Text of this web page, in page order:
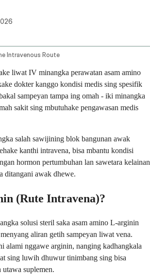
Intravenous Route
liwat IV minangka perawatan asam amino
dokter kanggo kondisi medis sing spesifik
sampeyan tampa ing omah - iki minangka
sakit sing mbutuhake pengawasan medis
salah sawijining blok bangunan awak
kanthi intravena, bisa mbantu kondisi
hormon pertumbuhan lan sawetara kelainan
ditangani awak dhewe.
(Rute Intravena)?
solusi steril saka asam amino L-arginin
aliran getih sampeyan liwat vena.
alami nggawe arginin, nanging kadhangkala
sing luwih dhuwur tinimbang sing bisa
utawa suplemen.